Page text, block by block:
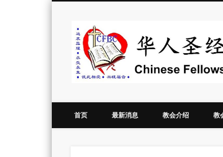
Vimeo
首页 最新消息 教会介绍 教